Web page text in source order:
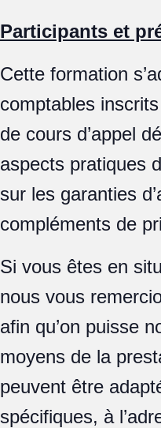
Participants et
Cette formation
comptables
de cours d’appel
aspects pratiques
sur les garanties
compléments de
Si vous êtes en
nous vous
afin qu’on puisse
moyens de la
peuvent être
spécifiques, à